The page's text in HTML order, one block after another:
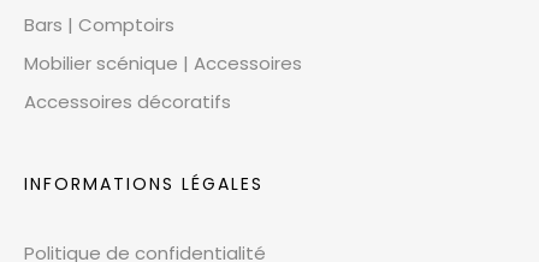
Bars | Comptoirs
Mobilier scénique | Accessoires
Accessoires décoratifs
INFORMATIONS LÉGALES
Politique de confidentialité